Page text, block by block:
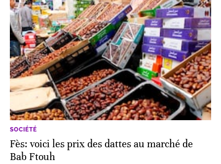
SOCIÉTÉ
Fès: voici les prix des dattes au marché de
Bab Ftouh